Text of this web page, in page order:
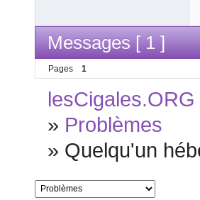
Messages [ 1 ]
Pages 1
» Problèmes
» Quelqu'un